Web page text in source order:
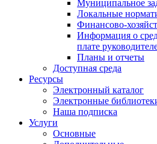
Муниципальное
Локальные
Финансово-
Информация о
плате
Планы и отчеты
Доступная среда
Ресурсы
Электронный каталог
Электронные
Наша подписка
Услуги
Основные